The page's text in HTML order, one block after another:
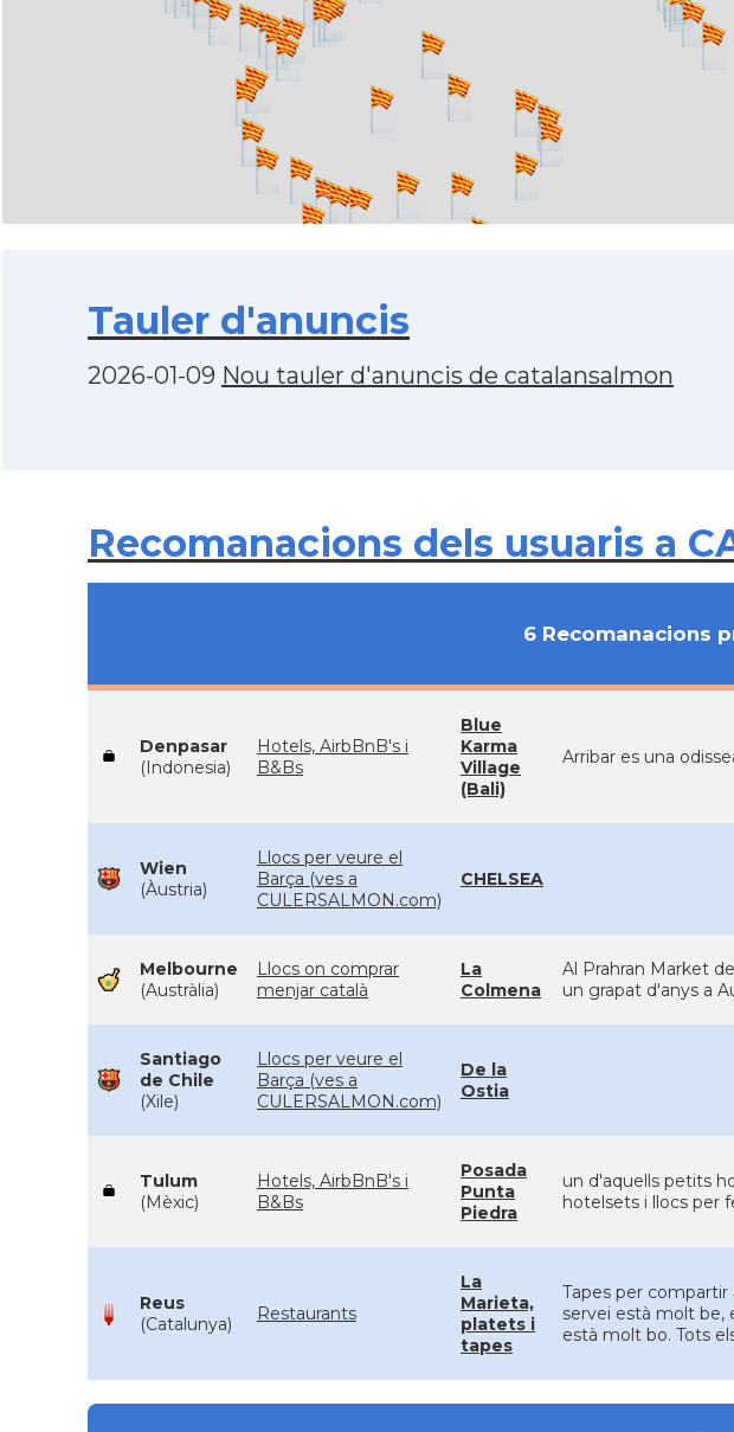
Tauler d'anuncis
2026-01-09 Nou tauler d'anuncis de catalansalmon
Recomanacions dels usuaris a
6 Recomanacions
Denpasar
(Indonesia)
Hotels, AirbBnB's i
B&Bs
Blue
Karma
Village
(Bali)
Arribar es una
Wien
(Àustria)
Llocs per veure el
Barça (ves a
CULERSALMON.com)
CHELSEA
Melbourne
(Austràlia)
Llocs on comprar
menjar català
La
Colmena
Al Prahran Market
un grapat d'anys a
Santiago
de Chile
(Xile)
Llocs per veure el
Barça (ves a
CULERSALMON.com)
De la
Ostia
Tulum
(Mèxic)
Hotels, AirbBnB's i
B&Bs
Posada
Punta
Piedra
un d'aquells petits
hotelsets i llocs per
Reus
(Catalunya)
Restaurants
La
Marieta,
platets i
tapes
Tapes per
servei està molt be,
està molt bo. Tots